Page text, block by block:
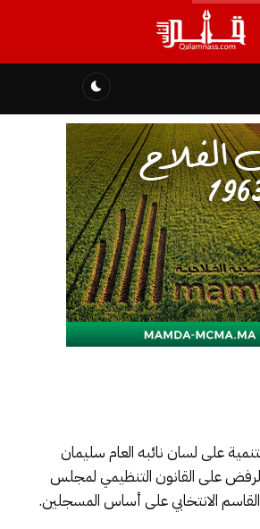
على لسان نائبه العام سليمان
على القانون التنظيمي لمجلس
القاسم الانتخابي على أساس المسجلين.